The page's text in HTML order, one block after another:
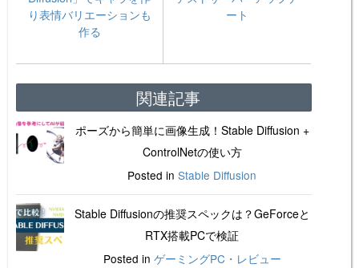
り表情バリエーションも
作る
ート
関連記事
ポーズから簡単に画像生成！Stable Diffusion +
ControlNetの使い方
Posted in Stable Diffusion
Stable Diffusionの推奨スペックは？GeForceと
RTX搭載PCで検証
Posted in ゲーミングPC・レビュー